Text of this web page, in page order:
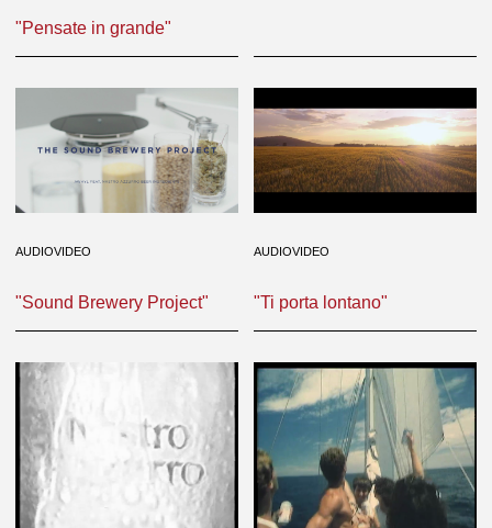
"Pensate in grande"
AUDIOVIDEO
"Sound Brewery Project"
AUDIOVIDEO
"Ti porta lontano"